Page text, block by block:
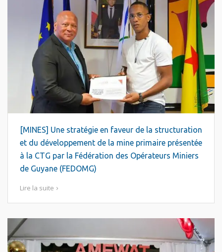
[MINES] Une stratégie en faveur de la structuration
et du développement de la mine primaire présentée
à la CTG par la Fédération des Opérateurs Miniers
de Guyane (FEDOMG)
Lire la suite